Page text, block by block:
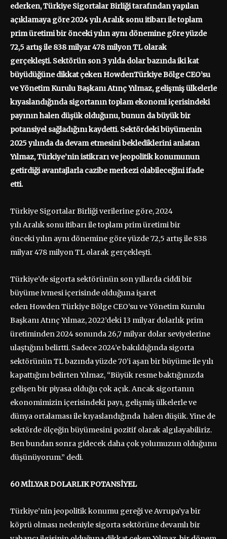
ederken, Türkiye Sigortalar Birliği tarafından yapılan
açıklamaya göre 2024 yılı Aralık sonu itibarı ile toplam
prim üretimi bir önceki yılın aynı dönemine göre yüzde
72,5 artış ile 838 milyar 478 milyon TL olarak
gerçekleşti. Sektörün son 3 yılda dolar bazında iki kat
büyüdüğüne dikkat çeken HowdenTürkiye Bölge CEO’su
ve Yönetim Kurulu Başkanı Atınç Yılmaz, gelişmiş ülkelerle
kıyaslandığında sigortanın toplam ekonomi içerisindeki
payının halen düşük olduğunu, bunun da büyük bir
potansiyel sağladığını kaydetti. Sektördeki büyümenin
2025 yılında da devam etmesini beklediklerini anlatan
Yılmaz, Türkiye’nin istikrarı ve jeopolitik konumunun
getirdiği avantajlarla cazibe merkezi olabileceğini ifade
etti.
Türkiye Sigortalar Birliği verilerine göre, 2024
yılı Aralık sonu itibarı ile toplam prim üretimi bir
önceki yılın aynı dönemine göre yüzde 72,5 artış ile 838
milyar 478 milyon TL olarak gerçekleşti.
Türkiye’de sigorta sektörünün son yıllarda ciddi bir
büyüme ivmesi içerisinde olduğuna işaret
eden Howden Türkiye Bölge CEO’su ve Yönetim Kurulu
Başkanı Atınç Yılmaz, 2022’deki 13 milyar dolarlık prim
üretiminden 2024 sonunda 26,7 milyar dolar seviyelerine
ulaştığını belirtti. Sadece 2024’e bakıldığında sigorta
sektörünün TL bazında yüzde 70’i aşan bir büyüme ile yılı
kapattığını belirten Yılmaz, “Büyük resme baktığınızda
gelişen bir piyasa olduğu çok açık. Ancak sigortanın
ekonomimizin içerisindeki payı, gelişmiş ülkelerle ve
dünya ortalaması ile kıyaslandığında halen düşük. Yine de
sektörde ölçeğin büyümesini pozitif olarak algılayabiliriz.
Ben bundan sonra gidecek daha çok yolumuzun olduğunu
düşünüyorum.” dedi.
60 MİLYAR DOLARLIK POTANSİYEL
Türkiye’nin jeopolitik konumu gereği ve Avrupa’ya bir
köprü olması nedeniyle sigorta sektörüne devamlı bir